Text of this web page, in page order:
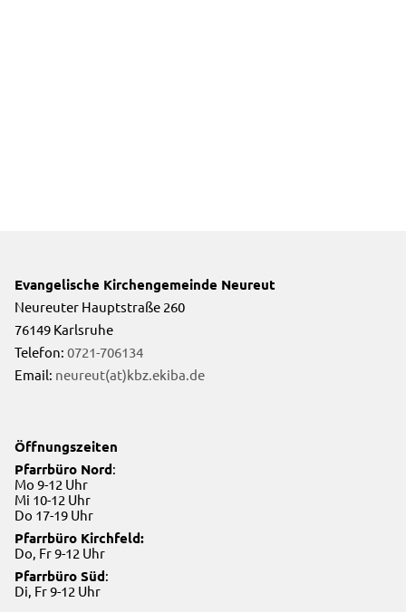
Evangelische Kirchengemeinde Neureut
Neureuter Hauptstraße 260
76149 Karlsruhe
Telefon: 0721-706134
Email: neureut(at)kbz.ekiba.de
Öffnungszeiten
Pfarrbüro Nord:
Mo 9-12 Uhr
Mi 10-12 Uhr
Do 17-19 Uhr
Pfarrbüro Kirchfeld:
Do, Fr 9-12 Uhr
Pfarrbüro Süd:
Di, Fr 9-12 Uhr